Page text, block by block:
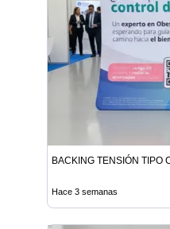
BACKING TENSIÓN TIPO
Hace 3 semanas